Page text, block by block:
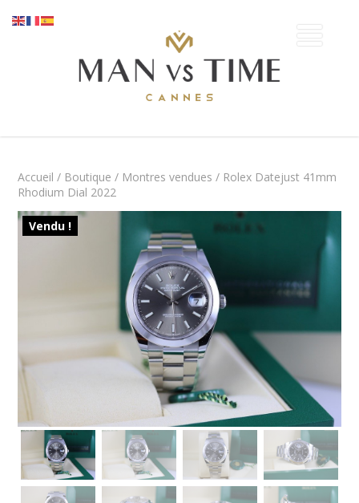
Accueil / Boutique / Montres vendues / Rolex Datejust 41mm
Rhodium Dial 2022
Vendu !